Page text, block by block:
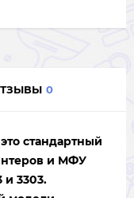
0
стандартный
и МФУ
и 3303.